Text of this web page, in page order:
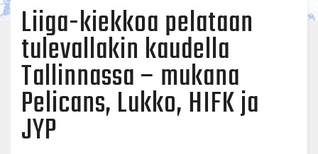
Liiga-kiekkoa pelataan
tulevallakin kaudella
Tallinnassa – mukana
Pelicans, Lukko, HIFK ja
JYP